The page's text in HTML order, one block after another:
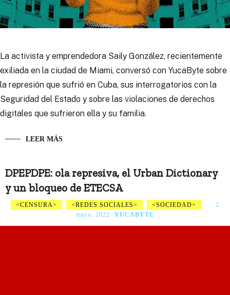
La activista y emprendedora Saily González, recientemente
exiliada en la ciudad de Miami, conversó con YucaByte sobre
la represión que sufrió en Cuba, sus interrogatorios con la
Seguridad del Estado y sobre las violaciones de derechos
digitales que sufrieron ella y su familia.
LEER MÁS
DPEPDPE: ola represiva, el Urban Dictionary
y un bloqueo de ETECSA
CENSURA REDES SOCIALES SOCIEDAD
2
mayo, 2022
YUCABYTE